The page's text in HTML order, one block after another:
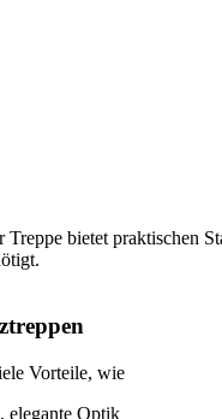
bietet praktischen
Vorteile, wie
elegante Optik